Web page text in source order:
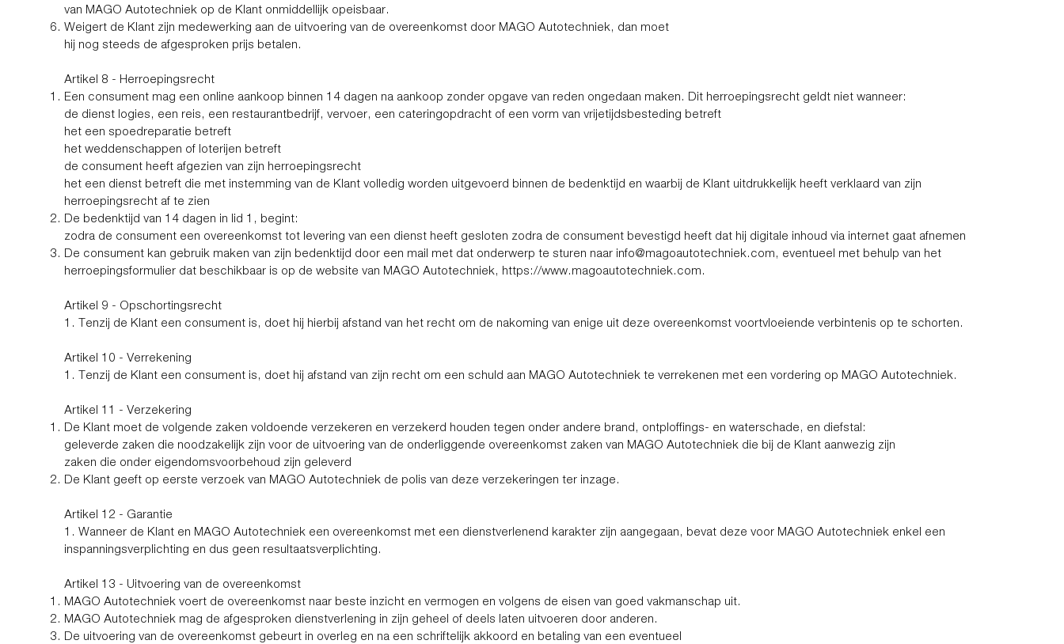
van MAGO Autotechniek op de Klant onmiddellijk opeisbaar.
Weigert de Klant zijn medewerking aan de uitvoering van de overeenkomst door MAGO Autotechniek, dan moet
hij nog steeds de afgesproken prijs betalen.
Artikel 8 - Herroepingsrecht
Een consument mag een online aankoop binnen 14 dagen na aankoop zonder opgave van reden ongedaan maken. Dit herroepingsrecht geldt niet wanneer:
de dienst logies, een reis, een restaurantbedrijf, vervoer, een cateringopdracht of een vorm van vrijetijdsbesteding betreft
het een spoedreparatie betreft
het weddenschappen of loterijen betreft
de consument heeft afgezien van zijn herroepingsrecht
het een dienst betreft die met instemming van de Klant volledig worden uitgevoerd binnen de bedenktijd en waarbij de Klant uitdrukkelijk heeft verklaard van zijn
herroepingsrecht af te zien
De bedenktijd van 14 dagen in lid 1, begint:
zodra de consument een overeenkomst tot levering van een dienst heeft gesloten zodra de consument bevestigd heeft dat hij digitale inhoud via internet gaat afnemen
De consument kan gebruik maken van zijn bedenktijd door een mail met dat onderwerp te sturen naar info@magoautotechniek.com, eventueel met behulp van het
herroepingsformulier dat beschikbaar is op de website van MAGO Autotechniek, https://www.magoautotechniek.com.
Artikel 9 - Opschortingsrecht
1. Tenzij de Klant een consument is, doet hij hierbij afstand van het recht om de nakoming van enige uit deze overeenkomst voortvloeiende verbintenis op te schorten.
Artikel 10 - Verrekening
1. Tenzij de Klant een consument is, doet hij afstand van zijn recht om een schuld aan MAGO Autotechniek te verrekenen met een vordering op MAGO Autotechniek.
Artikel 11 - Verzekering
De Klant moet de volgende zaken voldoende verzekeren en verzekerd houden tegen onder andere brand, ontploffings- en waterschade, en diefstal:
geleverde zaken die noodzakelijk zijn voor de uitvoering van de onderliggende overeenkomst zaken van MAGO Autotechniek die bij de Klant aanwezig zijn
zaken die onder eigendomsvoorbehoud zijn geleverd
De Klant geeft op eerste verzoek van MAGO Autotechniek de polis van deze verzekeringen ter inzage.
Artikel 12 - Garantie
1. Wanneer de Klant en MAGO Autotechniek een overeenkomst met een dienstverlenend karakter zijn aangegaan, bevat deze voor MAGO Autotechniek enkel een
inspanningsverplichting en dus geen resultaatsverplichting.
Artikel 13 - Uitvoering van de overeenkomst
MAGO Autotechniek voert de overeenkomst naar beste inzicht en vermogen en volgens de eisen van goed vakmanschap uit.
MAGO Autotechniek mag de afgesproken dienstverlening in zijn geheel of deels laten uitvoeren door anderen.
De uitvoering van de overeenkomst gebeurt in overleg en na een schriftelijk akkoord en betaling van een eventueel